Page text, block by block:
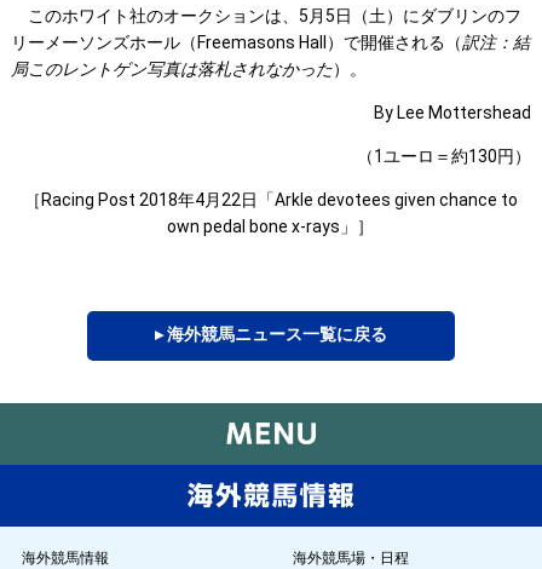
このホワイト社のオークションは、5月5日（土）にダブリンのフ
リーメーソンズホール（Freemasons Hall）で開催される（訳注：結
局このレントゲン写真は落札されなかった）。
By Lee Mottershead
（1ユーロ＝約130円）
［Racing Post 2018年4月22日「Arkle devotees given chance to
own pedal bone x-rays」］
▸ 海外競馬ニュース一覧に戻る
海外競馬情報 海外競馬場・日程